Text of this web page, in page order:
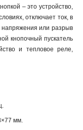
– это устройство,
отключает ток, в
напряжения или разрыв
кнопочный пускатель
и тепловое реле,
мм.